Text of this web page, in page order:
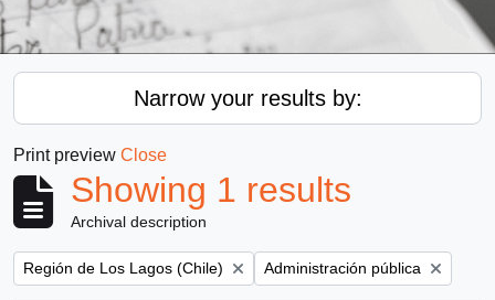
Narrow your results by:
Print preview Close
Showing 1 results
Archival description
Remove filter:
Región de Los Lagos (Chile) Remove filter:
Administración pública